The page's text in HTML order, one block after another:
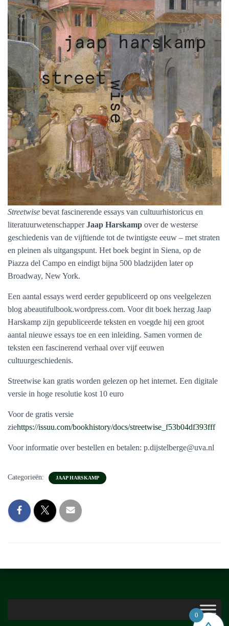
Streetwise bevat fascinerende essays van cultuurhistoricus en
literatuurwetenschapperJaap Harskamp over de westerse
geschiedenis van de vijftiende tot de twintigste eeuw – met straten
en pleinen als uitgangspunt. Het boek begint in Siena, op de
Piazza del Campo en eindigt bijna 500 bladzijden later op
Broadway, New York.
Een aantal essays werd eerder gepubliceerd op ons veelgelezen
blog abeautifulbook.wordpress.com. Voor dit boek herzag Jaap
Harskamp zijn gepubliceerde teksten en voegde hij een groot
aantal nieuwe essays toe en een inleiding. Samen vormen de
teksten een fascinerend verhaal over vijf eeuwen
cultuurgeschiedenis.
Streetwise kan gratis worden gelezen op het internet. Een digitale
versie in hoge resolutie kost 10 euro
Voor de gratis versie
ziehttps://issuu.com/bookhistory/docs/streetwise_f53b04df393fff
Voor informatie over bestellen en betalen: p.dijstelberge@uva.nl
Categorieën: JAAP HARSKAMP
0